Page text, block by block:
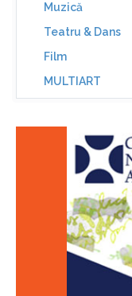
Muzică
Teatru & Dans
Film
MULTIART